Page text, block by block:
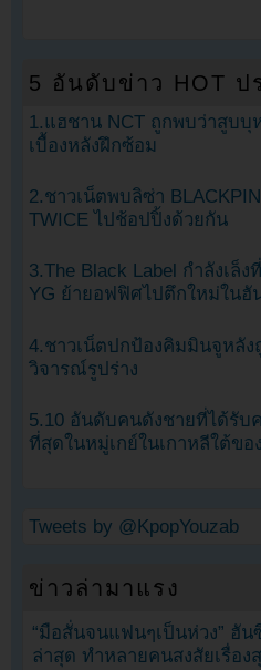
5 อันดับข่าว HOT ป
1.แฮชาน NCT ถูกพบว่าสูบบุ
เบื้องหลังฝึกซ้อม
2.ชาวเน็ตพบลิซ่า
TWICE ไปช้อปปิ้งด้วยกัน
3.The Black Label กำลังเล็
YG ย้ายอฟฟิศไปตึกใหม่ในฮั
4.ชาวเน็ตปกป้องคิมมินจูหลัง
วิจารณ์รูปร่าง
5.10 อันดับคนดังชายที่ได้รับ
ที่สุดในหมู่เกย์ในเกาหลีใต้ขอ
Tweets by @KpopYouzab
ข่าวล่ามาแรง
“มือสั่นจนแฟนๆเป็นห่วง” ฮัน
ล่าสุด ทำหลายคนสงสัยเรื่อง